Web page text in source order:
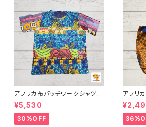
アフリカ布パッチワークシャツ
男女兼用 パーニュ キテンゲ ギ
ニア フェアトレード INUWALIA
FRICA patch-s-1
¥5,530
30%OFF
アフリカ布 バ
ンプリ
ンゲ ト
ニア フ
FRICA